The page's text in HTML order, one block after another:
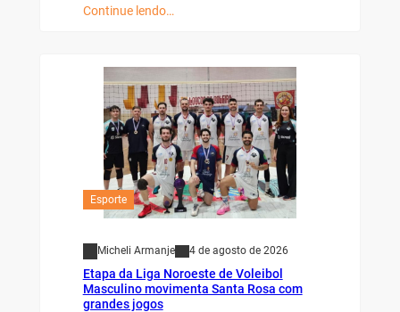
Continue lendo…
Esporte
Micheli Armanje 4 de agosto de 2026
Etapa da Liga Noroeste de Voleibol
Masculino movimenta Santa Rosa com
grandes jogos